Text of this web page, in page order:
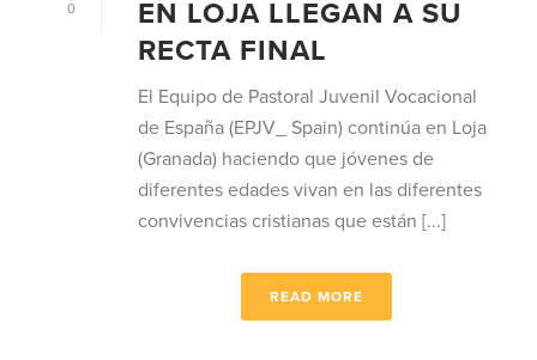
0
EN LOJA LLEGAN A SU
RECTA FINAL
El Equipo de Pastoral Juvenil Vocacional
de España (EPJV_ Spain) continúa en Loja
(Granada) haciendo que jóvenes de
diferentes edades vivan en las diferentes
convivencias cristianas que están [...]
READ MORE